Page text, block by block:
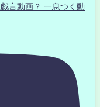
言動画？.一息つく動